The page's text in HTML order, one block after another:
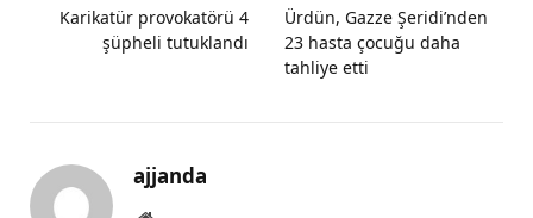
Karikatür provokatörü 4
şüpheli tutuklandı
Ürdün, Gazze Şeridi’nden
23 hasta çocuğu daha
tahliye etti
ajjanda